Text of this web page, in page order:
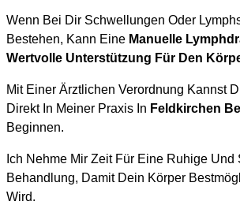
Wenn Bei Dir Schwellungen Oder
Bestehen, Kann Eine Manuelle
Wertvolle Unterstützung Für Den
Mit Einer Ärztlichen Verordnung Kannst
Direkt In Meiner Praxis In Feldkirchen
Beginnen.
Ich Nehme Mir Zeit Für Eine Ruhige Und
Behandlung, Damit Dein Körper
Wird.